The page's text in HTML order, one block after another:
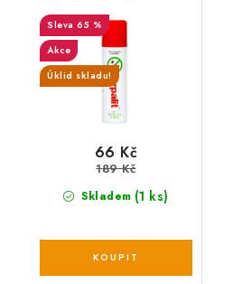
150 ml
65 %
Akce
Úklid skladu!
Skladem (1 ks)
66 Kč
189 Kč